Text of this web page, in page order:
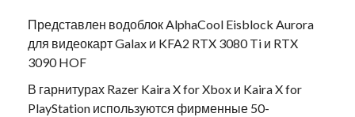
Представлен водоблок AlphaCool Eisblock Aurora
для видеокарт Galax и KFA2 RTX 3080 Ti и RTX
3090 HOF
В гарнитурах Razer Kaira X for Xbox и Kaira X for
PlayStation используются фирменные 50-